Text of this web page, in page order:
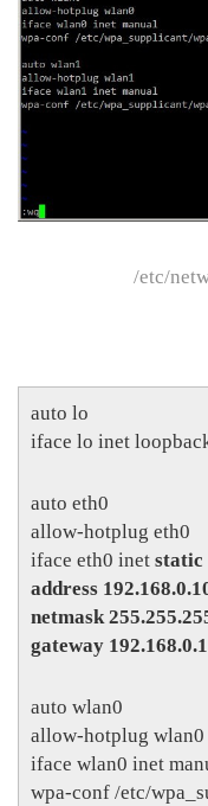
/etc/
auto lo
iface lo inet
auto eth0
allow-hotplug eth0
iface eth0 inet static
address
netmask
gateway 192.168.0.1
auto wlan0
allow-hotplug wlan0
iface wlan0 inet
wpa-conf /etc/